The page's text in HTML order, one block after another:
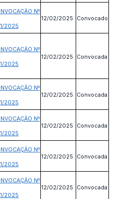
Nº
2025
12/02/2025 Convocado
Nº
2025
12/02/2025 Convocada
Nº
2025
12/02/2025 Convocada
Nº
2025
12/02/2025 Convocada
Nº
2025
12/02/2025 Convocada
Nº
2025
12/02/2025 Convocada